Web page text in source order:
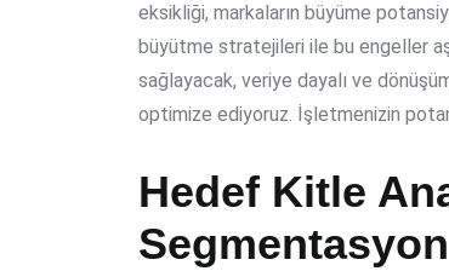
eksikliği, markaların büyüme
büyütme stratejileri ile bu engeller
sağlayacak, veriye dayalı ve
optimize ediyoruz. İşletmenizin
Hedef Kitle
Segmentasyon